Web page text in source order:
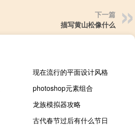
下一篇
描写黄山松像什么
现在流行的平面设计风格
photoshop元素组合
龙族模拟器攻略
古代春节过后有什么节日